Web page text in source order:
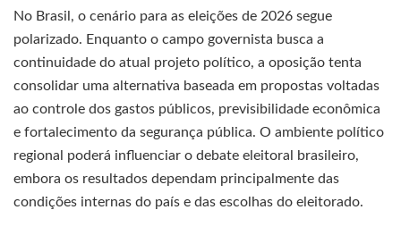
No Brasil, o cenário para as eleições de 2026 segue
polarizado. Enquanto o campo governista busca a
continuidade do atual projeto político, a oposição tenta
consolidar uma alternativa baseada em propostas voltadas
ao controle dos gastos públicos, previsibilidade econômica
e fortalecimento da segurança pública. O ambiente político
regional poderá influenciar o debate eleitoral brasileiro,
embora os resultados dependam principalmente das
condições internas do país e das escolhas do eleitorado.